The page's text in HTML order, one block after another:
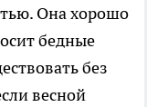
Она хорошо
бедные
без
весной